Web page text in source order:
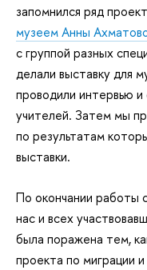
запомнился ряд
музеем Анны
с группой разных
делали выставку для
проводили интервью
учителей. Затем мы
по результатам
выставки.
По окончании работы
нас и всех
была поражена тем,
проекта по миграции